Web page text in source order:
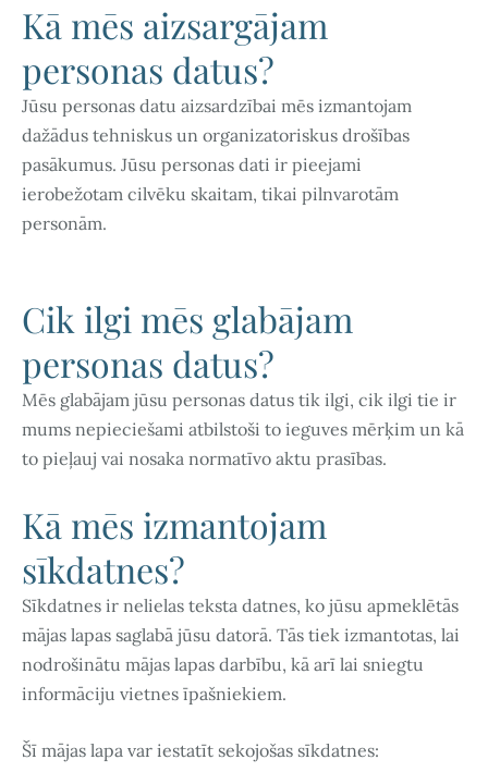
Kā mēs aizsargājam
personas datus?
Jūsu personas datu aizsardzībai mēs izmantojam
dažādus tehniskus un organizatoriskus drošības
pasākumus. Jūsu personas dati ir pieejami
ierobežotam cilvēku skaitam, tikai pilnvarotām
personām.
Cik ilgi mēs glabājam
personas datus?
Mēs glabājam jūsu personas datus tik ilgi, cik ilgi tie ir
mums nepieciešami atbilstoši to ieguves mērķim un kā
to pieļauj vai nosaka normatīvo aktu prasības.
Kā mēs izmantojam
sīkdatnes?
Sīkdatnes ir nelielas teksta datnes, ko jūsu apmeklētās
mājas lapas saglabā jūsu datorā. Tās tiek izmantotas, lai
nodrošinātu mājas lapas darbību, kā arī lai sniegtu
informāciju vietnes īpašniekiem.
Šī mājas lapa var iestatīt sekojošas sīkdatnes: